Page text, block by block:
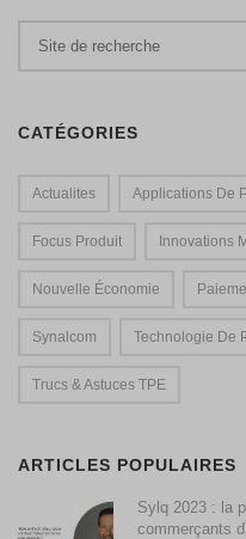
CATÉGORIES
Actualites Applications De
Focus Produit Innovations
Nouvelle Économie
Synalcom Technologie De
Trucs & Astuces TPE
ARTICLES POPULAIRES
Sylq 2023 : la
commerçants